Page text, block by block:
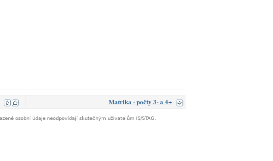
Matrika - počty 3- a 4+
osobní údaje neodpovídají skutečným uživatelům IS/STAG.